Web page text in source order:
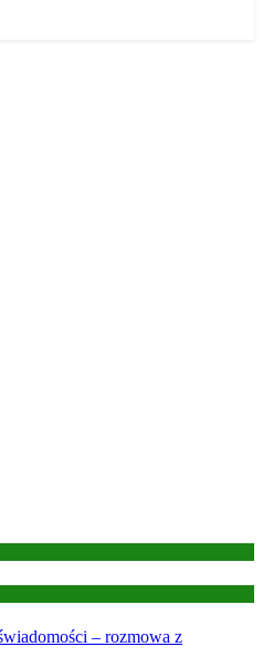
– rozmowa z